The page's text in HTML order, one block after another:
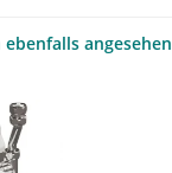
angesehen